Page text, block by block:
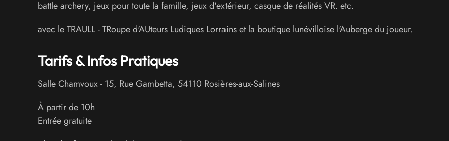
battle archery, jeux pour toute la famille, jeux d'extérieur, casque de réalités VR. etc.
avec le TRAULL - TRoupe d'AUteurs Ludiques Lorrains et la boutique lunévilloise l'Auberge du joueur.
Tarifs & Infos Pratiques
Salle Chamvoux- 15, Rue Gambetta, 54110 Rosières-aux-Salines
À partir de 10h
Entrée gratuite